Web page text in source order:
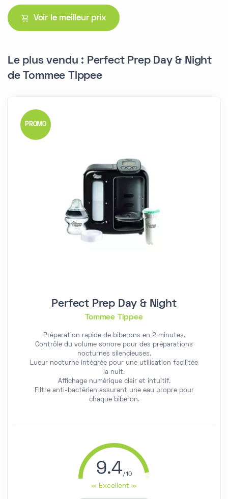
Voir le meilleur prix
Le plus vendu : Perfect Prep Day & Night
de Tommee Tippee
PROMO
Perfect Prep Day & Night
Tommee Tippee
Préparation rapide de biberons en 2 minutes.
Contrôle du volume sonore pour des préparations
nocturnes silencieuses.
Lueur nocturne intégrée pour une utilisation facilitée
la nuit.
Affichage numérique clair et intuitif.
Filtre anti-bactérien assurant une eau propre pour
chaque biberon.
9.4
« Excellent »